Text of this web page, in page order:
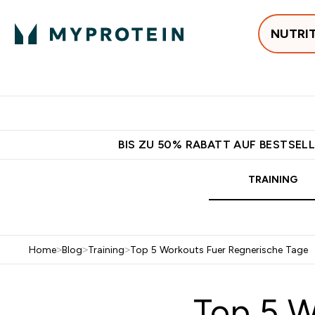
BIS ZU 50% RABATT AUF
TRAINING
Home>Blog>Training>Top 5 Workouts Fuer Regnerische Tage